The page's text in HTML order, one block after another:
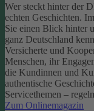
Wer steckt hinter der
echten Geschichten.
Sie einen Blick hinter
ganz Deutschland
Versicherte und
Menschen, ihr
die Kundinnen und
authentische
Servicethemen –
Zum Onlinemagazin